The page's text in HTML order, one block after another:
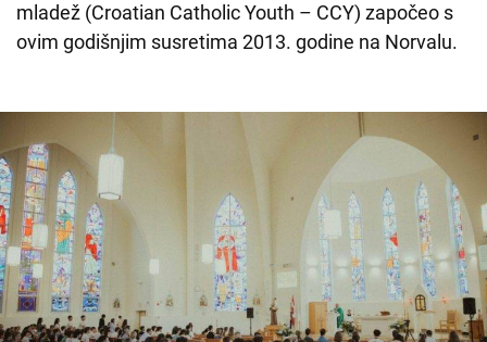
mladež (Croatian Catholic Youth – CCY) započeo s
ovim godišnjim susretima 2013. godine na Norvalu.